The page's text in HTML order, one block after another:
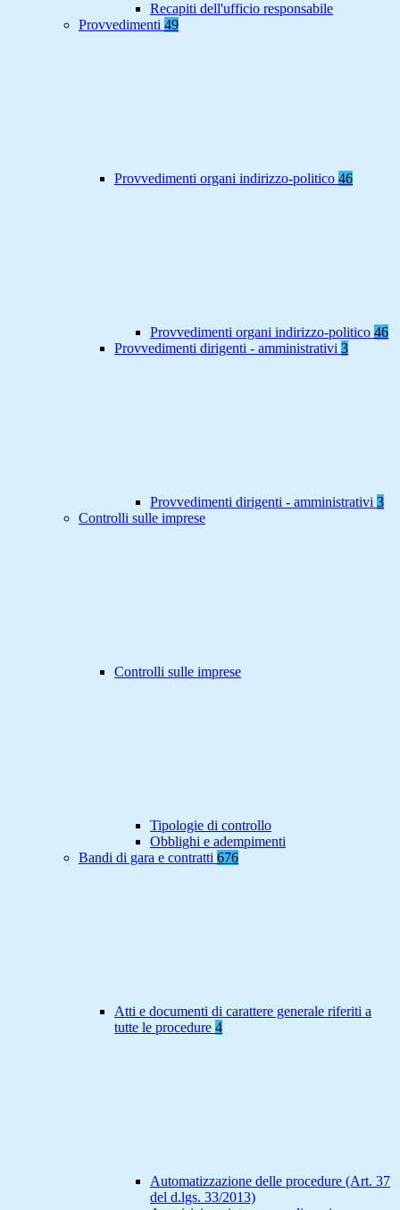
Recapiti dell'ufficio responsabile
Provvedimenti 49
Provvedimenti organi indirizzo-politico 46
Provvedimenti organi indirizzo-politico 46
Provvedimenti dirigenti - amministrativi 3
Provvedimenti dirigenti - amministrativi 3
Controlli sulle imprese
Controlli sulle imprese
Tipologie di controllo
Obblighi e adempimenti
Bandi di gara e contratti 676
Atti e documenti di carattere generale riferiti a
tutte le procedure 4
Automatizzazione delle procedure (Art. 37
del d.lgs. 33/2013)